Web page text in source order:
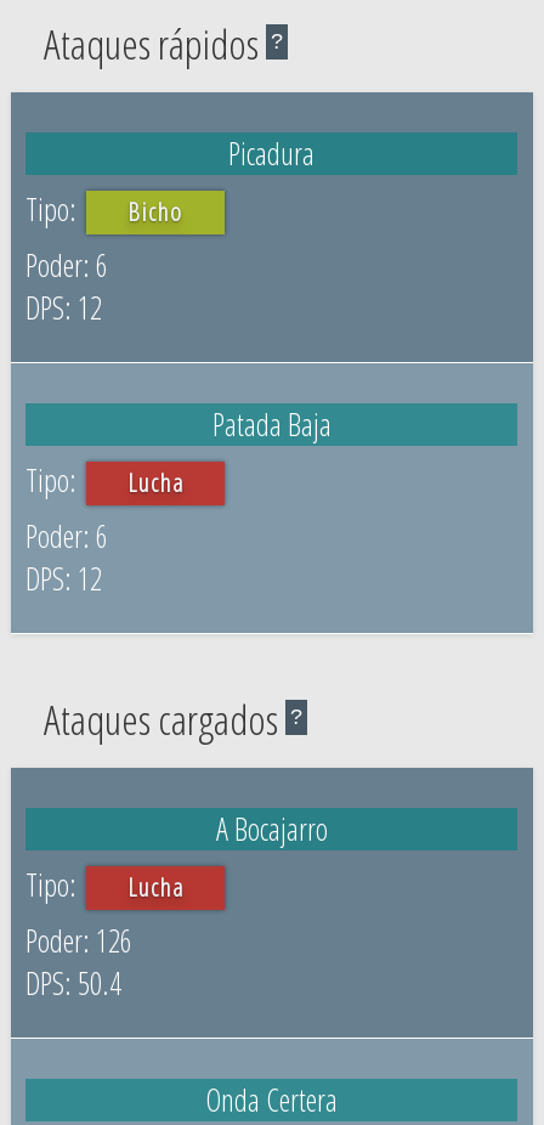
Ataques rápidos ?
Picadura
Bicho
6
12
Patada Baja
Lucha
6
12
Ataques cargados ?
A Bocajarro
Lucha
126
50.4
Onda Certera